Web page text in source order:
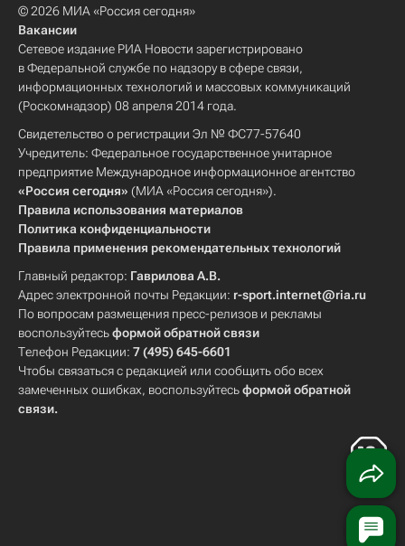
© 2026 МИА «Россия сегодня»
Вакансии
Сетевое издание РИА Новости зарегистрировано
в Федеральной службе по надзору в сфере связи,
информационных технологий и массовых коммуникаций
(Роскомнадзор) 08 апреля 2014 года.
Свидетельство о регистрации Эл № ФС77-57640
Учредитель: Федеральное государственное унитарное
предприятие Международное информационное агентство
«Россия сегодня» (МИА «Россия сегодня»).
Правила использования материалов
Политика конфиденциальности
Правила применения рекомендательных технологий
Главный редактор: Гаврилова А.В.
Адрес электронной почты Редакции: r-sport.internet@ria.ru
По вопросам размещения пресс-релизов и рекламы
воспользуйтесьформой обратной связи
Телефон Редакции: 7 (495) 645-6601
Чтобы связаться с редакцией или сообщить обо всех
замеченных ошибках, воспользуйтесьформой обратной
связи.